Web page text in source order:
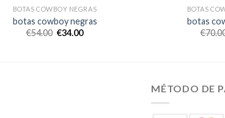
BOTAS COWBOY NEGRAS
botas cowboy negras
€54.00 €34.00
BOTAS
botas
€
MÉTODO DE